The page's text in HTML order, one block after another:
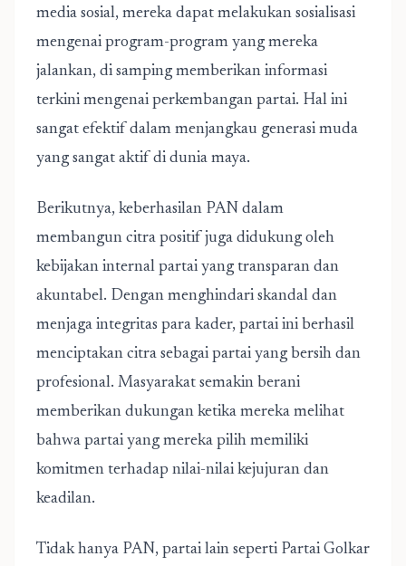
media sosial, mereka dapat melakukan sosialisasi
mengenai program-program yang mereka
jalankan, di samping memberikan informasi
terkini mengenai perkembangan partai. Hal ini
sangat efektif dalam menjangkau generasi muda
yang sangat aktif di dunia maya.
Berikutnya, keberhasilan PAN dalam
membangun citra positif juga didukung oleh
kebijakan internal partai yang transparan dan
akuntabel. Dengan menghindari skandal dan
menjaga integritas para kader, partai ini berhasil
menciptakan citra sebagai partai yang bersih dan
profesional. Masyarakat semakin berani
memberikan dukungan ketika mereka melihat
bahwa partai yang mereka pilih memiliki
komitmen terhadap nilai-nilai kejujuran dan
keadilan.
Tidak hanya PAN, partai lain seperti Partai Golkar